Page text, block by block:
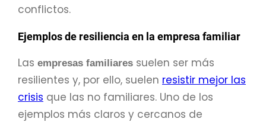
conflictos.
Ejemplos de resiliencia en la empresa familiar
Las empresas familiares suelen ser más
resilientes y, por ello, suelen resistir mejor las
crisis que las no familiares. Uno de los
ejemplos más claros y cercanos de